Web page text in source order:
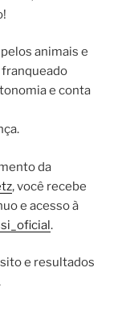
animais e
franqueado
e conta
da
, você recebe
e acesso à
.
e resultados